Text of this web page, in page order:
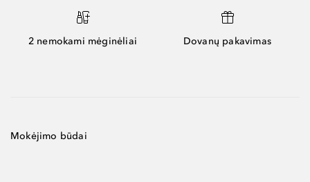
2 nemokami mėginėliai Dovanų pakavimas
Mokėjimo būdai